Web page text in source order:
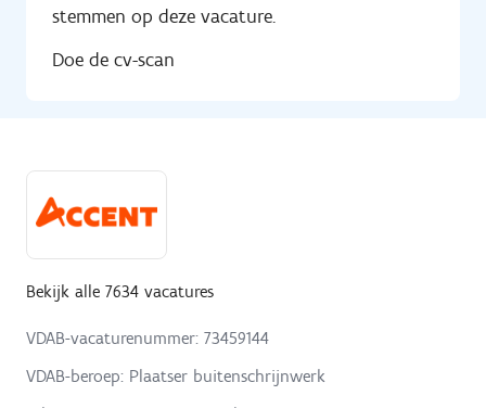
stemmen op deze vacature.
Doe de cv-scan
Bekijk alle 7634 vacatures
VDAB-vacaturenummer: 73459144
VDAB-beroep: Plaatser buitenschrijnwerk